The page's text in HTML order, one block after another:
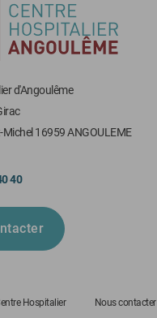
d'Angoulême
Michel 16959 ANGOULEME
40
Hospitalier
Nous contacter